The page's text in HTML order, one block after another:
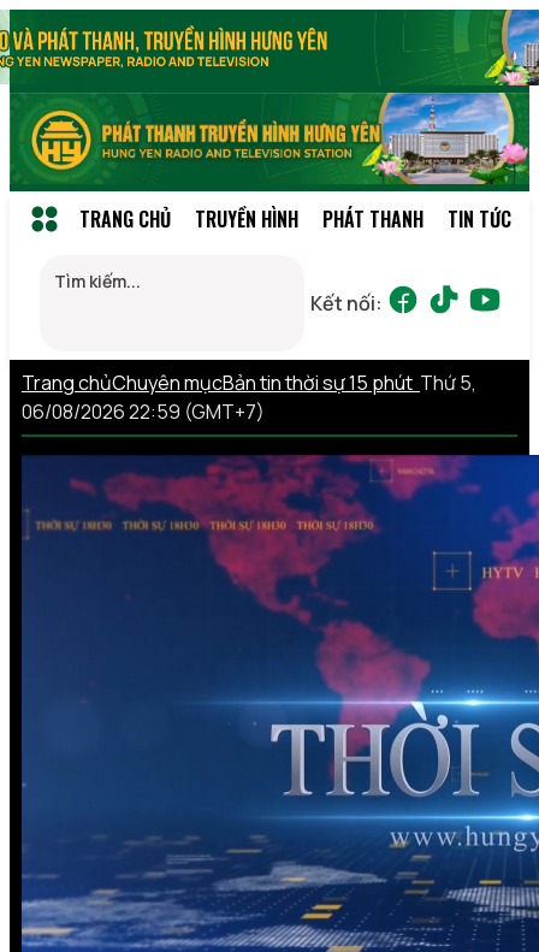
TRANG CHỦ TRUYỀN HÌNH PHÁT THANH TIN TỨC
Kết nối:
Trang chủChuyên mụcBản tin thời sự 15 phút Thứ 5,
06/08/2026 22:59 (GMT+7)